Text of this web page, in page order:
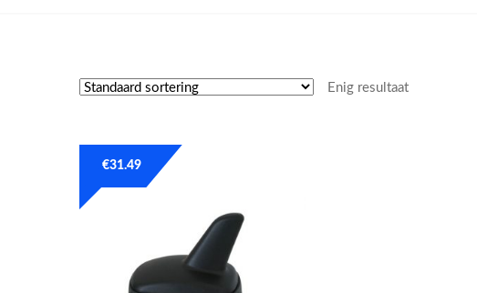
Enig resultaat
€31.49